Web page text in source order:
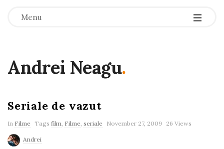
Menu -
-
-
Andrei Neagu.
Seriale de vazut
In Filme Tags film, Filme, seriale November 27, 2009 26 Views
Andrei